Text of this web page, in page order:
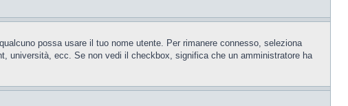
possa usare il tuo nome utente. Per rimanere connesso, seleziona
università, ecc. Se non vedi il checkbox, significa che un amministratore ha